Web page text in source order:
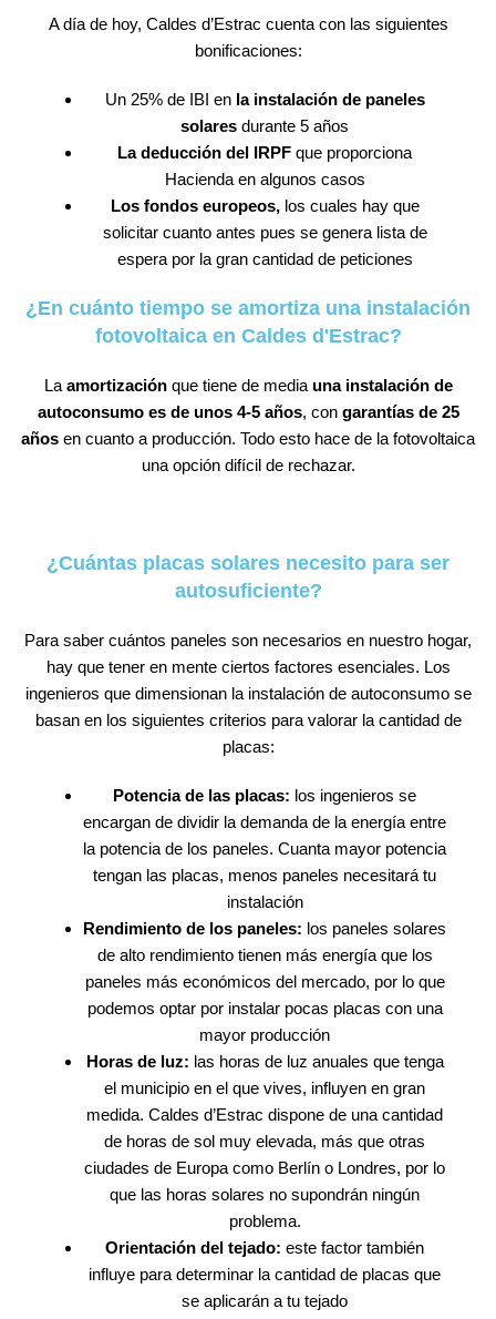
A día de hoy, Caldes d’Estrac cuenta con las siguientes
bonificaciones:
Un 25% de IBI en la instalación de paneles
solares durante 5 años
La deducción del IRPF que proporciona
Hacienda en algunos casos
Los fondos europeos, los cuales hay que
solicitar cuanto antes pues se genera lista de
espera por la gran cantidad de peticiones
¿En cuánto tiempo se amortiza una instalación
fotovoltaica en Caldes d'Estrac?
La amortizaciónque tiene de media una instalación de
autoconsumo es de unos 4-5 años, con garantías de 25
años en cuanto a producción. Todo esto hace de la fotovoltaica
una opción difícil de rechazar.
¿Cuántas placas solares necesito para ser
autosuficiente?
Para saber cuántos paneles son necesarios en nuestro hogar,
hay que tener en mente ciertos factores esenciales. Los
ingenieros que dimensionan la instalación de autoconsumo se
basan en los siguientes criterios para valorar la cantidad de
placas:
Potencia de las placas: los ingenieros se
encargan de dividir la demanda de la energía entre
la potencia de los paneles. Cuanta mayor potencia
tengan las placas, menos paneles necesitará tu
instalación
Rendimiento de los paneles: los paneles solares
de alto rendimiento tienen más energía que los
paneles más económicos del mercado, por lo que
podemos optar por instalar pocas placas con una
mayor producción
Horas de luz: las horas de luz anuales que tenga
el municipio en el que vives, influyen en gran
medida. Caldes d’Estrac dispone de una cantidad
de horas de sol muy elevada, más que otras
ciudades de Europa como Berlín o Londres, por lo
que las horas solares no supondrán ningún
problema.
Orientación del tejado: este factor también
influye para determinar la cantidad de placas que
se aplicarán a tu tejado